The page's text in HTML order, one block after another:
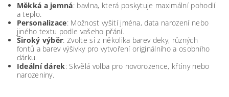
Měkká a jemná: bavlna, která poskytuje maximální pohodlí
a teplo.
Personalizace: Možnost vyšití jména, data narození nebo
jiného textu podle vašeho přání.
Široký výběr: Zvolte si z několika barev deky, různých
fontů a barev výšivky pro vytvoření originálního a osobního
dárku.
Ideální dárek: Skvělá volba pro novorozence, křtiny nebo
narozeniny.